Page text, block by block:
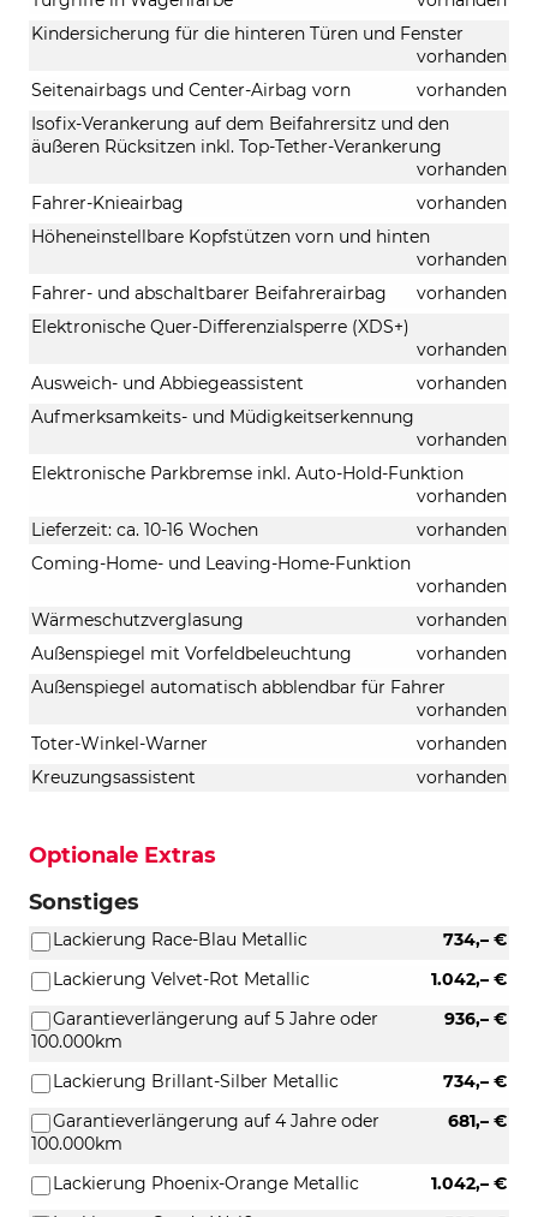
Kindersicherung für die hinteren Türen und Fenster
vorhanden
Seitenairbags und Center-Airbag vorn
vorhanden
Isofix-Verankerung auf dem Beifahrersitz und den
äußeren Rücksitzen inkl. Top-Tether-Verankerung
vorhanden
Fahrer-Knieairbag
vorhanden
Höheneinstellbare Kopfstützen vorn und hinten
vorhanden
Fahrer- und abschaltbarer Beifahrerairbag
vorhanden
Elektronische Quer-Differenzialsperre (XDS+)
vorhanden
Ausweich- und Abbiegeassistent
vorhanden
Aufmerksamkeits- und Müdigkeitserkennung
vorhanden
Elektronische Parkbremse inkl. Auto-Hold-Funktion
vorhanden
Lieferzeit: ca. 10-16 Wochen
vorhanden
Coming-Home- und Leaving-Home-Funktion
vorhanden
Wärmeschutzverglasung
vorhanden
Außenspiegel mit Vorfeldbeleuchtung
vorhanden
Außenspiegel automatisch abblendbar für Fahrer
vorhanden
Toter-Winkel-Warner
vorhanden
Kreuzungsassistent
vorhanden
Optionale Extras
Sonstiges
734,– €
Lackierung Race-Blau Metallic
1.042,– €
Lackierung Velvet-Rot Metallic
936,– €
Garantieverlängerung auf 5 Jahre oder
100.000km
734,– €
Lackierung Brillant-Silber Metallic
681,– €
Garantieverlängerung auf 4 Jahre oder
100.000km
1.042,– €
Lackierung Phoenix-Orange Metallic